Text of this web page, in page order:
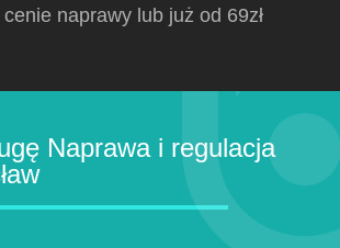
cenie naprawy lub już od 69zł
Naprawa i regulacja